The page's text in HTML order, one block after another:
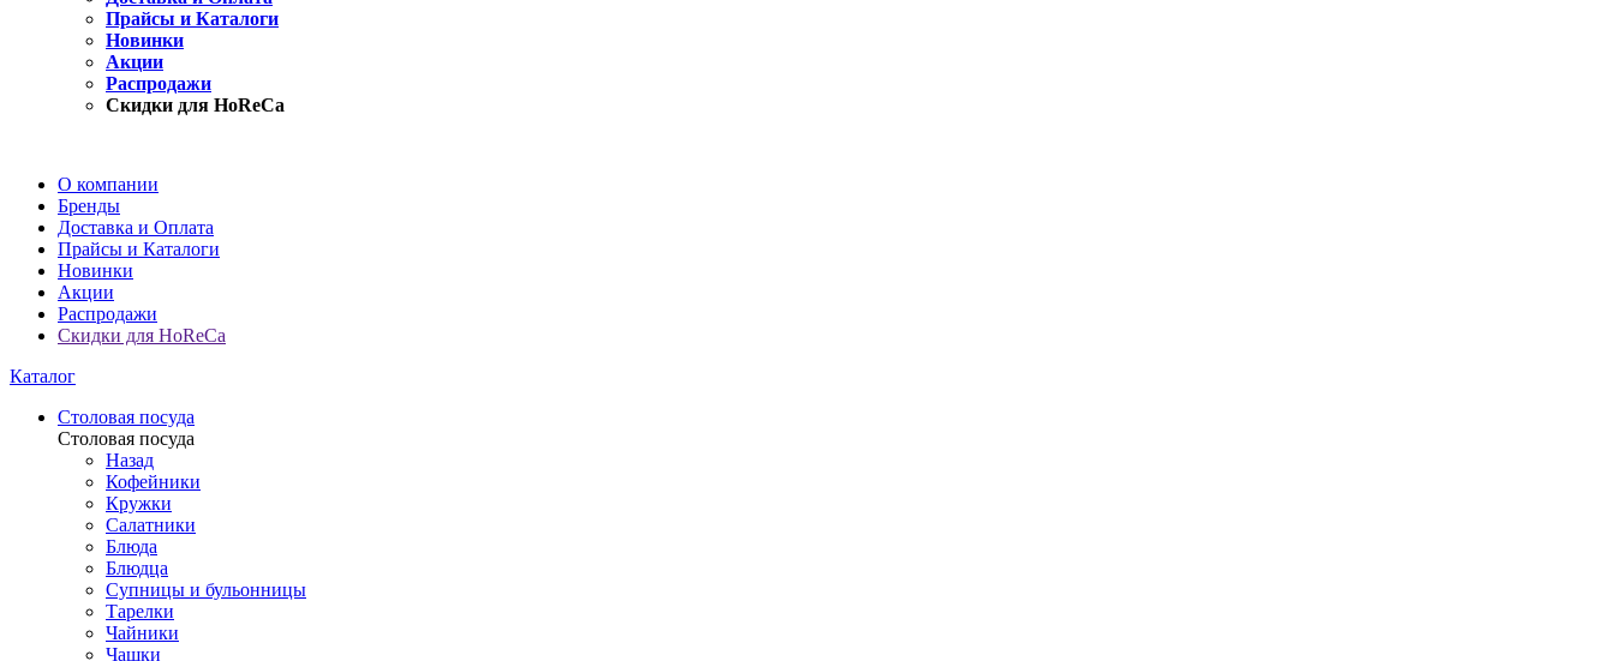
Прайсы и Каталоги
Новинки
Акции
Распродажи
Скидки для HoReCa
О компании
Бренды
Доставка и Оплата
Прайсы и Каталоги
Новинки
Акции
Распродажи
Скидки для HoReCa
Каталог
Столовая посуда
Столовая посуда
Назад
Кофейники
Кружки
Салатники
Блюда
Блюдца
Супницы и бульонницы
Тарелки
Чайники
Чашки